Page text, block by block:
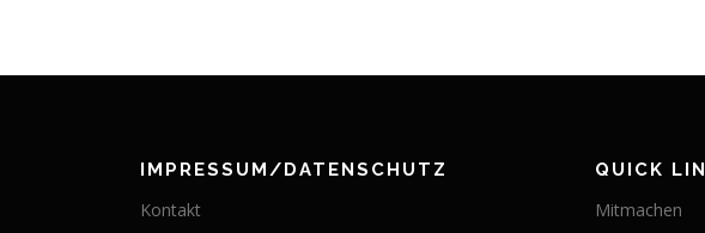
IMPRESSUM/DATENSCHUTZ
Kontakt
QUICK
Mitmachen